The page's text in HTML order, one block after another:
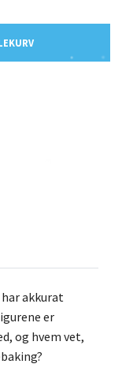
akkurat
er
og hvem vet,